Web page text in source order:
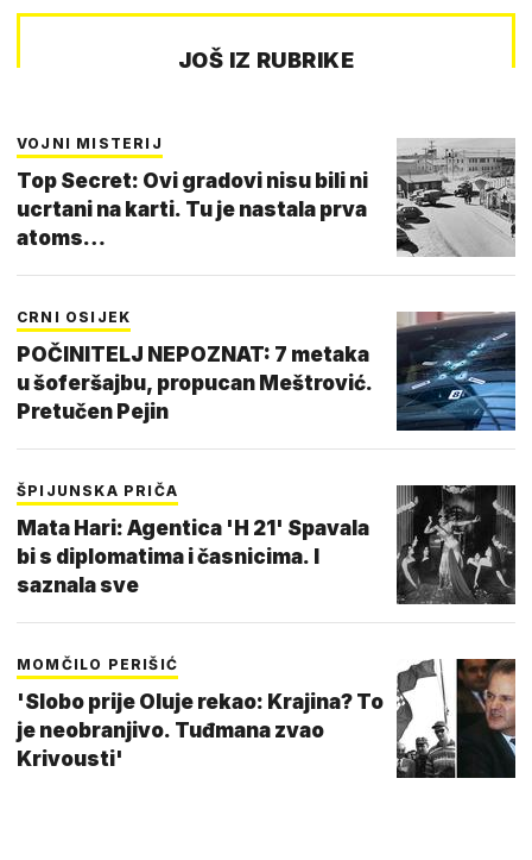
JOŠ IZ RUBRIKE
VOJNI MISTERIJ
Top Secret: Ovi gradovi nisu bili ni
ucrtani na karti. Tu je nastala prva
atoms…
CRNI OSIJEK
POČINITELJ NEPOZNAT: 7 metaka
u šoferšajbu, propucan Meštrović.
Pretučen Pejin
ŠPIJUNSKA PRIČA
Mata Hari: Agentica 'H 21' Spavala
bi s diplomatima i časnicima. I
saznala sve
MOMČILO PERIŠIĆ
'Slobo prije Oluje rekao: Krajina? To
je neobranjivo. Tuđmana zvao
Krivousti'